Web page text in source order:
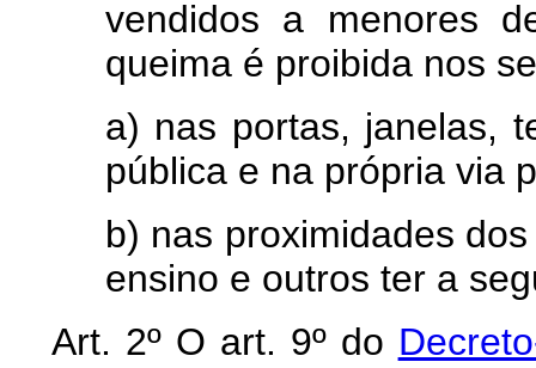
vendidos a menores
queima é proibida nos
a) nas portas, janelas,
pública e na própria via
b) nas proximidades
ensino e outros ter a
Art. 2º O art. 9º do